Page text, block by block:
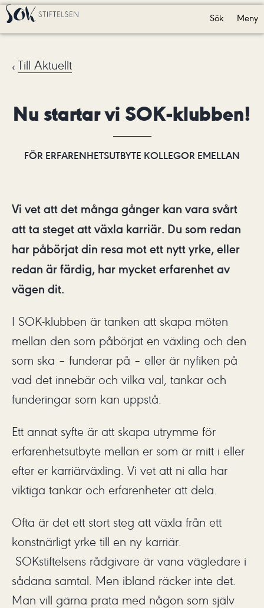
Sök Meny
Till Aktuellt
Nu startar vi SOK-klubben!
FÖR ERFARENHETSUTBYTE KOLLEGOR EMELLAN
Vi vet att det många gånger kan vara svårt
att ta steget att växla karriär. Du som redan
har påbörjat din resa mot ett nytt yrke, eller
redan är färdig, har mycket erfarenhet av
vägen dit.
I SOK-klubben är tanken att skapa möten
mellan den som påbörjat en växling och den
som ska – funderar på – eller är nyfiken på
vad det innebär och vilka val, tankar och
funderingar som kan uppstå.
Ett annat syfte är att skapa utrymme för
erfarenhetsutbyte mellan er som är mitt i eller
efter er karriärväxling. Vi vet att ni alla har
viktiga tankar och erfarenheter att dela.
Ofta är det ett stort steg att växla från ett
konstnärligt yrke till en ny karriär.
SOKstiftelsens rådgivare är vana vägledare i
sådana samtal. Men ibland räcker inte det.
Man vill gärna prata med någon som själv